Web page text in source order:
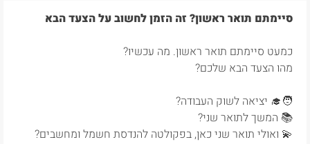
סיימתם תואר ראשון? זה הזמן לחשוב על הצעד הבא
כמעט סיימתם תואר ראשון. מה עכשיו?
מהו הצעד הבא שלכם?
🧑‍🎓 יציאה לשוק העבודה?
📚 המשך לתואר שני?
💫 ואולי תואר שני כאן, בפקולטה להנדסת חשמל ומחשבים?